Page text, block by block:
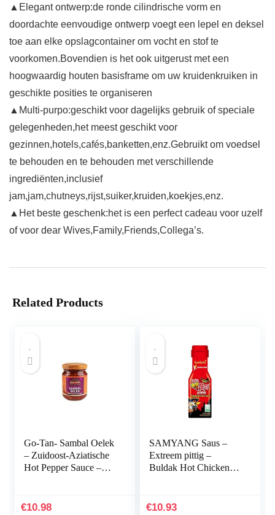
▲Elegant ontwerp:de ronde cilindrische vorm en
doordachte eenvoudige ontwerp voegt een lepel en deksel
toe aan elke opslagcontainer om vocht en stof te
voorkomen.Bovendien is het ook uitgerust met een
hoogwaardig houten basisframe om uw kruidenkruiken in
geschikte posities te organiseren
▲Multi-purpo:geschikt voor dagelijks gebruik of speciale
gelegenheden,het meest geschikt voor
gezinnen,hotels,cafés,banketten,enz.Gebruikt om voedsel
te behouden en te behouden met verschillende
ingrediënten,inclusief
jam,jam,chutneys,rijst,suiker,kruiden,koekjes,enz.
▲Het beste geschenk:het is een perfect cadeau voor uzelf
of voor dear Wives,Family,Friends,Collega’s.
Related Products
Go-Tan- Sambal Oelek
– Zuidoost-Aziatische
Hot Pepper Sauce –
€10.98
SAMYANG Saus –
Extreem pittig –
Buldak Hot Chicken
€10.93